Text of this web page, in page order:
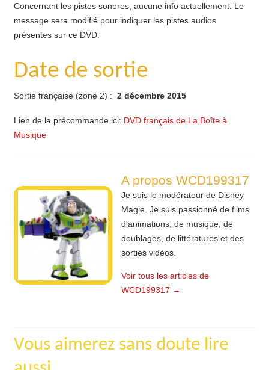
Concernant les pistes sonores, aucune info actuellement. Le
message sera modifié pour indiquer les pistes audios
présentes sur ce DVD.
Date de sortie
Sortie française (zone 2) : 2 décembre 2015
Lien de la précommande ici: DVD français de La Boîte à
Musique
A propos WCD199317
Je suis le modérateur de Disney
Magie. Je suis passionné de films
d'animations, de musique, de
doublages, de littératures et des
sorties vidéos.
Voir tous les articles de
WCD199317 →
Vous aimerez sans doute lire